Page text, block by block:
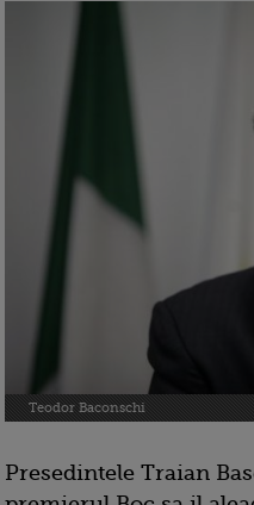
Teodor Baconschi
Presedintele Traian